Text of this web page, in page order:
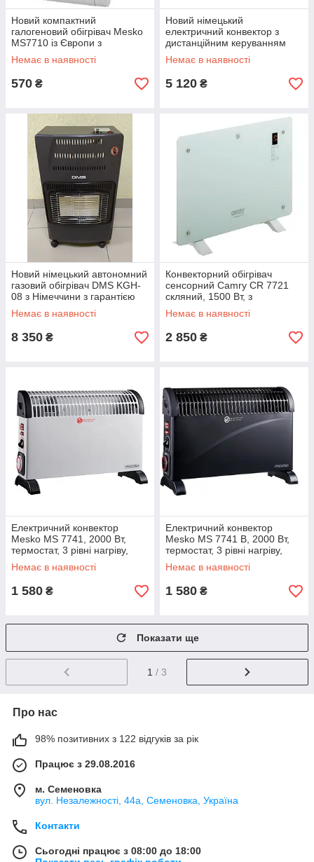
Новий компактний
галогеновий обігрівач Mesko
MS7710 із Європи з
гарантією
Немає в наявності
570 ₴
Новий німецький
електричний конвектор з
дистанційним керуванням
DMS EH-2300 із Німеччини з
гарантією
Немає в наявності
5 120 ₴
Новий німецький автономний
газовий обігрівач DMS KGH-
08 з Німеччини з гарантією
Немає в наявності
8 350 ₴
Конвекторний обігрівач
сенсорний Camry CR 7721
скляний, 1500 Вт, з
термостатом і пультом ДК
Немає в наявності
2 850 ₴
Електричний конвектор
Mesko MS 7741, 2000 Вт,
термостат, 3 рівні нагріву,
таймер вимкнення
Немає в наявності
1 580 ₴
Електричний конвектор
Mesko MS 7741 B, 2000 Вт,
термостат, 3 рівні нагріву,
таймер вимкнення
Немає в наявності
1 580 ₴
Показати ще
1 / 3
Про нас
98% позитивних з 122 відгуків за рік
Працює з 29.08.2016
м. Семеновка
вул. Незалежності, 44а, Семеновка, Україна
Контакти
Сьогодні працює з 08:00 до 18:00